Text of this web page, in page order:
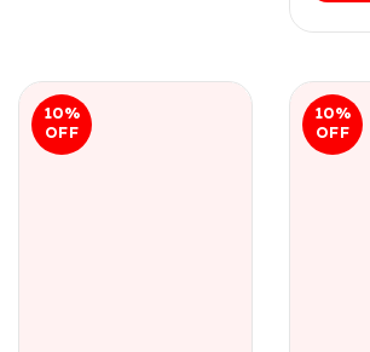
10%
OFF
10%
OFF